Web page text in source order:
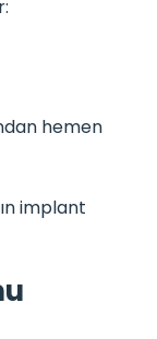
hemen
implant